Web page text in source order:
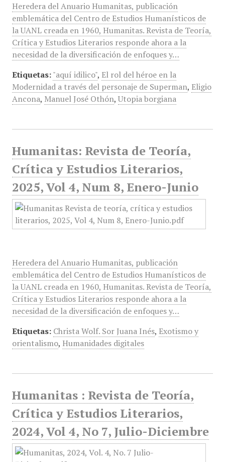
Heredera del Anuario Humanitas, publicación
emblemática del Centro de Estudios Humanísticos de
la UANL creada en 1960, Humanitas. Revista de Teoría,
Crítica y Estudios Literarios responde ahora a la
necesidad de la diversificación de enfoques y…
Etiquetas: "aquí idilico", El rol del héroe en la
Modernidad a través del personaje de Superman, Eligio
Ancona, Manuel José Othón, Utopia borgiana
Humanitas: Revista de Teoría,
Crítica y Estudios Literarios,
2025, Vol 4, Num 8, Enero-Junio
Heredera del Anuario Humanitas, publicación
emblemática del Centro de Estudios Humanísticos de
la UANL creada en 1960, Humanitas. Revista de Teoría,
Crítica y Estudios Literarios responde ahora a la
necesidad de la diversificación de enfoques y…
Etiquetas: Christa Wolf. Sor Juana Inés, Exotismo y
orientalismo, Humanidades digitales
Humanitas : Revista de Teoría,
Crítica y Estudios Literarios,
2024, Vol 4, No 7, Julio-Diciembre